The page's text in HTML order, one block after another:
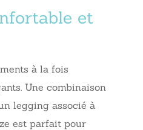
et
à la fois
Une combinaison
legging associé à
est parfait pour